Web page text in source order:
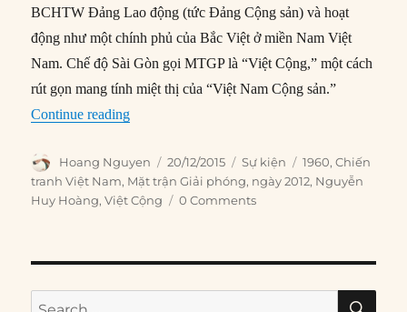
BCHTW Đảng Lao động (tức Đảng Cộng sản) và hoạt
động như một chính phủ của Bắc Việt ở miền Nam Việt
Nam. Chế độ Sài Gòn gọi MTGP là “Việt Cộng,” một cách
rút gọn mang tính miệt thị của “Việt Nam Cộng sản.”
Continue reading“20/12/1960: Thành lập Mặt trận Dân tộc Giải
Author
Hoang Nguyen
Posted
on
20/12/2015 Categories
Sự kiện Tags
1960,Chiến
tranh Việt Nam, Mặt trận Giải phóng, ngày 2012, Nguyễn
Huy Hoàng,Việt Cộng 0 Comments
Search